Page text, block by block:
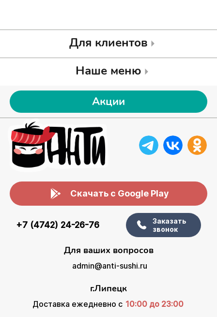
Для клиентов
Наше меню
Акции
Скачать с Google Play
+7 (4742) 24-26-76
Заказать
звонок
Для ваших вопросов
admin@anti-sushi.ru
г.Липецк
Доставка ежедневно с 10:00 до 23:00